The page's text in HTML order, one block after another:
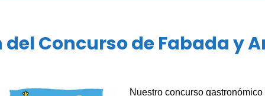
Concurso de Fabada y
Nuestro concurso